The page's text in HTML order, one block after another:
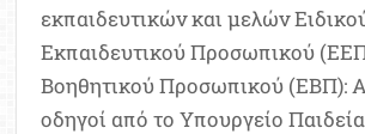
εκπαιδευτικών και μελών
Εκπαιδευτικού Προσωπικού
Βοηθητικού Προσωπικού (ΕΒΠ):
οδηγοί από το Υπουργείο